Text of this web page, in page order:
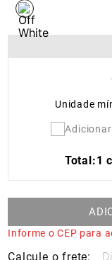
Unidade
Total:1
Informe o CEP para